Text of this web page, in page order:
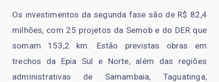
Os investimentos da segunda fase são de R$ 82,4
milhões, com 25 projetos da Semob e do DER que
somam 153,2 km. Estão previstas obras em
trechos da Epia Sul e Norte, além das regiões
administrativas de Samambaia, Taguatinga,